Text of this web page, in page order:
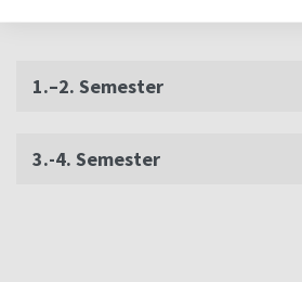
1.–2. Semester
3.-4. Semester